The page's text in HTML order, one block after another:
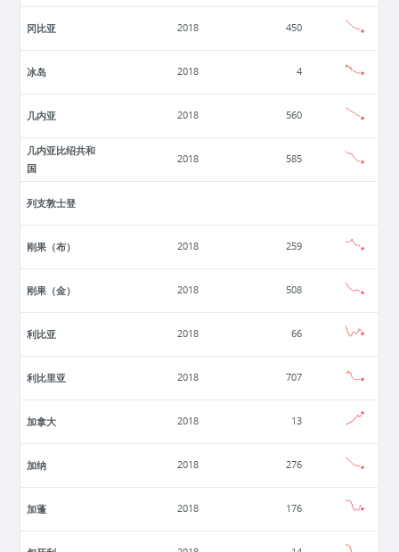
冈比亚 2018 450
冰岛 2018 4
几内亚 2018 560
几内亚比绍共和
国
2018 585
列支敦士登
刚果（布） 2018 259
刚果（金） 2018 508
利比亚 2018 66
利比里亚 2018 707
加拿大 2018 13
加纳 2018 276
加蓬 2018 176